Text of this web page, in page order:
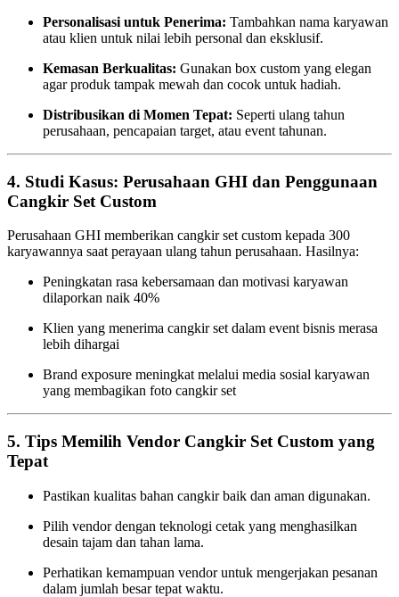
Personalisasi untuk Penerima: Tambahkan nama karyawan
atau klien untuk nilai lebih personal dan eksklusif.
Kemasan Berkualitas: Gunakan box custom yang elegan
agar produk tampak mewah dan cocok untuk hadiah.
Distribusikan di Momen Tepat: Seperti ulang tahun
perusahaan, pencapaian target, atau event tahunan.
4. Studi Kasus: Perusahaan GHI dan Penggunaan
Cangkir Set Custom
Perusahaan GHI memberikan cangkir set custom kepada 300
karyawannya saat perayaan ulang tahun perusahaan. Hasilnya:
Peningkatan rasa kebersamaan dan motivasi karyawan
dilaporkan naik 40%
Klien yang menerima cangkir set dalam event bisnis merasa
lebih dihargai
Brand exposure meningkat melalui media sosial karyawan
yang membagikan foto cangkir set
5. Tips Memilih Vendor Cangkir Set Custom yang
Tepat
Pastikan kualitas bahan cangkir baik dan aman digunakan.
Pilih vendor dengan teknologi cetak yang menghasilkan
desain tajam dan tahan lama.
Perhatikan kemampuan vendor untuk mengerjakan pesanan
dalam jumlah besar tepat waktu.